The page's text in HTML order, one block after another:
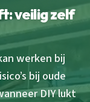
veilig zelf
werken bij
bij oude
DIY lukt